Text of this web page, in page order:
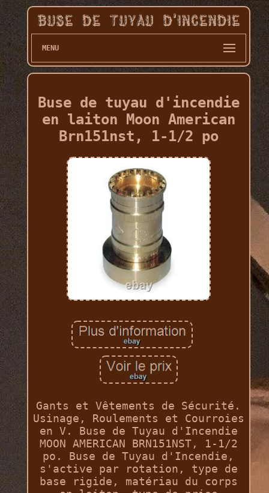
MENU
Buse de tuyau d'incendie
en laiton Moon American
Brn151nst, 1-1/2 po
Gants et Vêtements de Sécurité.
Usinage, Roulements et Courroies
en V. Buse de Tuyau d'Incendie
MOON AMERICAN BRN151NST, 1-1/2
po. Buse de Tuyau d'Incendie,
s'active par rotation, type de
base rigide, matériau du corps